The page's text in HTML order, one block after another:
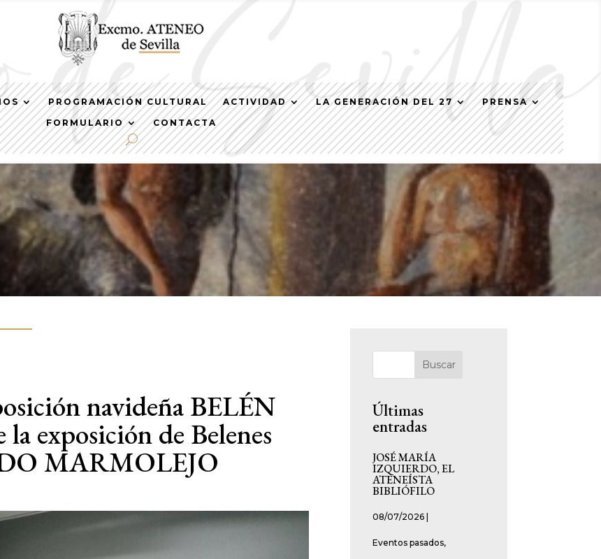
PROGRAMACIÓN CULTURAL ACTIVIDAD LA GENERACIÓN DEL 27
PRENSA
FORMULARIO
CONTACTA
navideña BELÉN
exposición de Belenes
MARMOLEJO
Buscar
Últimas
entradas
JOSÉ MARÍA
IZQUIERDO, EL
ATENEÍSTA
BIBLIÓFILO
08/07/2026
Eventos pasados,